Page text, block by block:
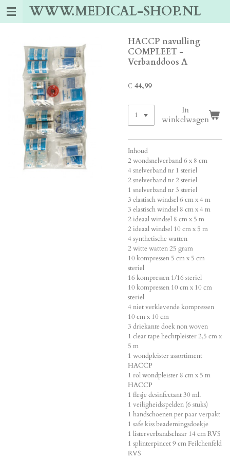
Ga
hoofdinhoud
WWW.MEDICAL-SHOP.NL
HACCP navulling
COMPLEET -
Verbanddoos A
€ 44,99
In
winkelwagen
Inhoud
2 wondsnelverband 6 x 8 cm
4 snelverband nr 1 steriel
2 snelverband nr 2 steriel
1 snelverband nr 3 steriel
3 elastisch windsel 6 cm x 4 m
3 elastisch windsel 8 cm x 4 m
2 ideaal windsel 8 cm x 5 m
2 ideaal windsel 10 cm x 5 m
4 synthetische watten
2 witte watten 25 gram
10 kompressen 5 cm x 5 cm
steriel
16 kompressen 1/16 steriel
10 kompressen 10 cm x 10 cm
steriel
4 niet verklevende kompressen
10 cm x 10 cm
3 driekante doek non woven
1 clear tape hechtpleister 2,5 cm x
5 m
1 wondpleister assortiment
HACCP
1 rol wondpleister 8 cm x 5 m
HACCP
1 flesje desinfectant 30 ml.
1 veiligheidsspelden (6 stuks)
1 handschoenen per paar verpakt
1 safe kiss beademingsdoekje
1 listerverbandschaar 14 cm RVS
1 splinterpincet 9 cm Feilchenfeld
RVS